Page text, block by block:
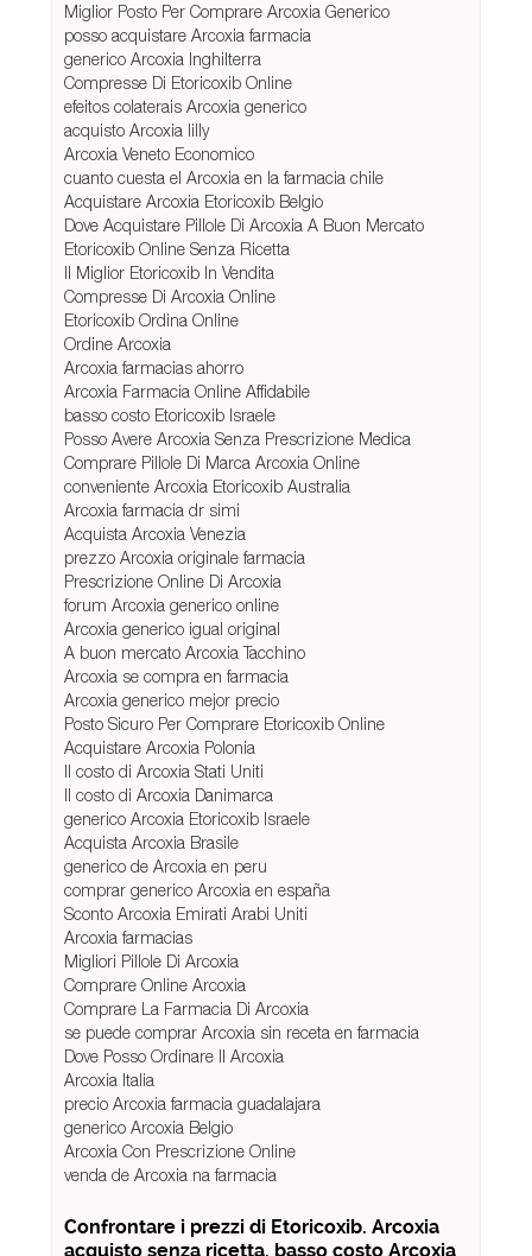
Miglior Posto Per Comprare Arcoxia Generico
posso acquistare Arcoxia farmacia
generico Arcoxia Inghilterra
Compresse Di Etoricoxib Online
efeitos colaterais Arcoxia generico
acquisto Arcoxia lilly
Arcoxia Veneto Economico
cuanto cuesta el Arcoxia en la farmacia chile
Acquistare Arcoxia Etoricoxib Belgio
Dove Acquistare Pillole Di Arcoxia A Buon Mercato
Etoricoxib Online Senza Ricetta
Il Miglior Etoricoxib In Vendita
Compresse Di Arcoxia Online
Etoricoxib Ordina Online
Ordine Arcoxia
Arcoxia farmacias ahorro
Arcoxia Farmacia Online Affidabile
basso costo Etoricoxib Israele
Posso Avere Arcoxia Senza Prescrizione Medica
Comprare Pillole Di Marca Arcoxia Online
conveniente Arcoxia Etoricoxib Australia
Arcoxia farmacia dr simi
Acquista Arcoxia Venezia
prezzo Arcoxia originale farmacia
Prescrizione Online Di Arcoxia
forum Arcoxia generico online
Arcoxia generico igual original
A buon mercato Arcoxia Tacchino
Arcoxia se compra en farmacia
Arcoxia generico mejor precio
Posto Sicuro Per Comprare Etoricoxib Online
Acquistare Arcoxia Polonia
Il costo di Arcoxia Stati Uniti
Il costo di Arcoxia Danimarca
generico Arcoxia Etoricoxib Israele
Acquista Arcoxia Brasile
generico de Arcoxia en peru
comprar generico Arcoxia en españa
Sconto Arcoxia Emirati Arabi Uniti
Arcoxia farmacias
Migliori Pillole Di Arcoxia
Comprare Online Arcoxia
Comprare La Farmacia Di Arcoxia
se puede comprar Arcoxia sin receta en farmacia
Dove Posso Ordinare Il Arcoxia
Arcoxia Italia
precio Arcoxia farmacia guadalajara
generico Arcoxia Belgio
Arcoxia Con Prescrizione Online
venda de Arcoxia na farmacia
Confrontare i prezzi di Etoricoxib. Arcoxia
acquisto senza ricetta. basso costo Arcoxia